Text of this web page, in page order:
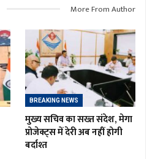
More From Author
BREAKING NEWS
मुख्य सचिव का सख्त संदेश, मेगा
प्रोजेक्ट्स में देरी अब नहीं होगी
बर्दाश्त